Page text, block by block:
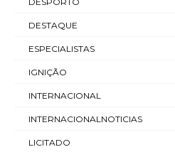
DESTAQUE
ESPECIALISTAS
IGNIÇÃO
INTERNACIONAL
INTERNACIONALNOTICIAS
LICITADO